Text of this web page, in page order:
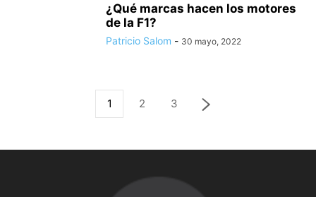
¿Qué marcas hacen los motores
de la F1?
Patricio Salom - 30 mayo, 2022
1 2 3